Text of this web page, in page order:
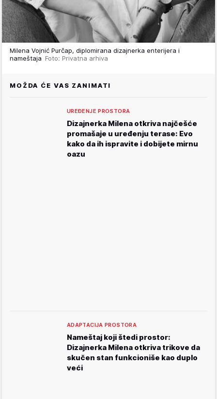
Milena Vojnić Purčap, diplomirana dizajnerka enterijera i
nameštaja Foto: Privatna arhiva
MOŽDA ĆE VAS ZANIMATI
UREĐENJE PROSTORA
Dizajnerka Milena otkriva najčešće
promašaje u uređenju terase: Evo
kako da ih ispravite i dobijete mirnu
oazu
ADAPTACIJA PROSTORA
Nameštaj koji štedi prostor:
Dizajnerka Milena otkriva trikove da
skučen stan funkcioniše kao duplo
veći